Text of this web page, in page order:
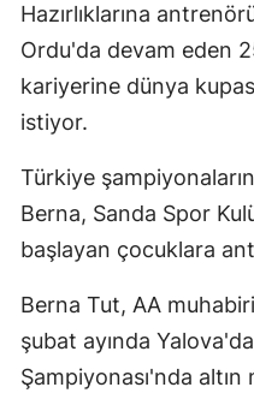
Hazırlıklarına
Ordu'da devam eden
kariyerine dünya
istiyor.
Türkiye
Berna, Sanda Spor
başlayan çocuklara
Berna Tut, AA
şubat ayında
Şampiyonası'nda